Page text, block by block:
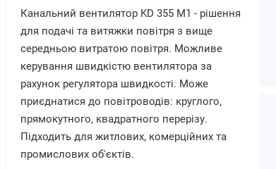
Канальний вентилятор KD 355 M1 - рішення
для подачі та витяжки повітря з вище
середньою витратою повітря. Можливе
керування швидкістю вентилятора за
рахунок регулятора швидкості. Може
приєднатися до повітроводів: круглого,
прямокутного, квадратного перерізу.
Підходить для житлових, комерційних та
промислових об'єктів.